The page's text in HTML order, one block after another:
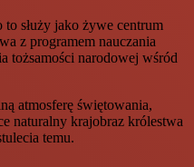
służy jako żywe centrum
z programem nauczania
tożsamości narodowej wśród
atmosferę świętowania,
naturalny krajobraz królestwa
temu.